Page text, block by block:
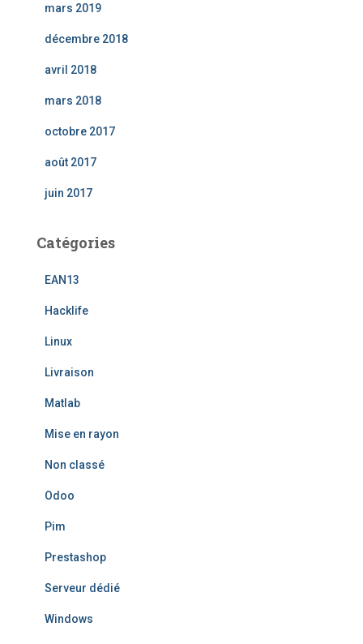
mars 2019
décembre 2018
avril 2018
mars 2018
octobre 2017
août 2017
juin 2017
Catégories
EAN13
Hacklife
Linux
Livraison
Matlab
Mise en rayon
Non classé
Odoo
Pim
Prestashop
Serveur dédié
Windows